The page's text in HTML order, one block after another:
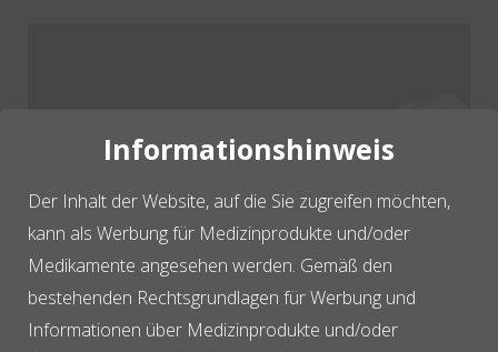
E-Book
Verwendung von PRGF –
ENDORET® in der
Informationshinweis
Der Inhalt der Website, auf die Sie zugreifen möchten,
kann als Werbung für Medizinprodukte und/oder
Medikamente angesehen werden. Gemäß den
bestehenden Rechtsgrundlagen für Werbung und
Informationen über Medizinprodukte und/oder